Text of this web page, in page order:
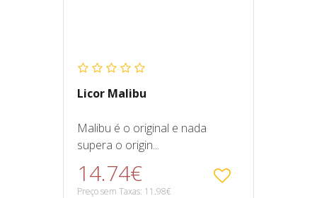
Licor Malibu
Malibu é o original e nada
supera o origin...
14.74€
Preço sem Taxas: 11.98€